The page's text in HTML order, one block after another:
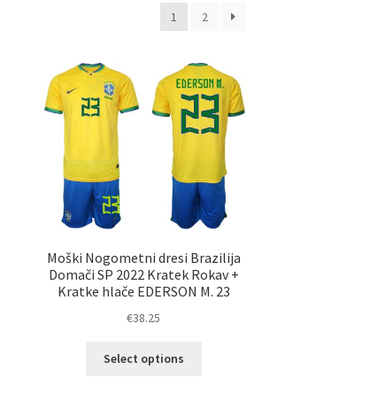
1 2
Moški Nogometni dresi Brazilija
Domači SP 2022 Kratek Rokav +
Kratke hlače EDERSON M. 23
€38.25
Select options